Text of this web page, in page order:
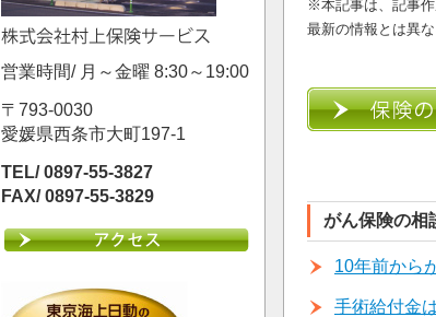
※本記事は、記事作
最新の情報とは異
がん保険の相
10年前から
手術給付金
営業時間/ 月～金曜 8:30～19:00
〒793-0030
愛媛県西条市大町197-1
TEL/ 0897-55-3827
FAX/ 0897-55-3829